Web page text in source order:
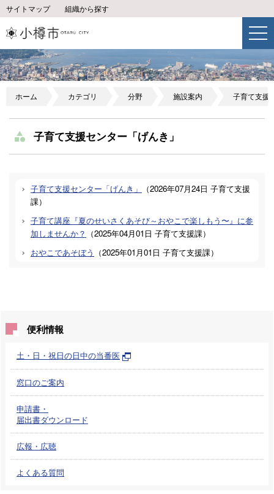
サイトマップ 組織から探す
ホーム カテゴリ 分野 施設案内 子育て支援
子育て支援センター「げんき」
子育て支援センター「げんき」 （2026年07月24日 子育て支援
課）
子育て講座『夏のせいさくあそび～おやこで楽しもう〜』に参
加しませんか？ （2025年04月01日 子育て支援課）
おやこであそぼう （2025年01月01日 子育て支援課）
便利情報
土・日・祝日の日中の当番医
窓口のご案内
申請書・
届出書ダウンロード
広報・広聴
よくある質問